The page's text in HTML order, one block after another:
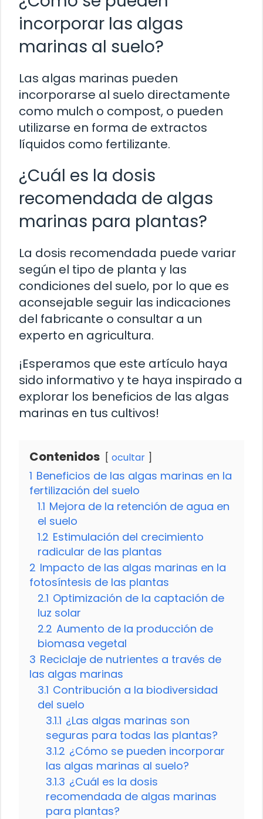
incorporar las algas
marinas al suelo?
Las algas marinas pueden
incorporarse al suelo directamente
como mulch o compost, o pueden
utilizarse en forma de extractos
líquidos como fertilizante.
¿Cuál es la dosis
recomendada de algas
marinas para plantas?
La dosis recomendada puede variar
según el tipo de planta y las
condiciones del suelo, por lo que es
aconsejable seguir las indicaciones
del fabricante o consultar a un
experto en agricultura.
¡Esperamos que este artículo haya
sido informativo y te haya inspirado a
explorar los beneficios de las algas
marinas en tus cultivos!
Contenidos ocultar
1 Beneficios de las algas marinas en la
fertilización del suelo
1.1 Mejora de la retención de agua en
el suelo
1.2 Estimulación del crecimiento
radicular de las plantas
2 Impacto de las algas marinas en la
fotosíntesis de las plantas
2.1 Optimización de la captación de
luz solar
2.2 Aumento de la producción de
biomasa vegetal
3 Reciclaje de nutrientes a través de
las algas marinas
3.1 Contribución a la biodiversidad
del suelo
3.1.1 ¿Las algas marinas son
seguras para todas las plantas?
3.1.2 ¿Cómo se pueden incorporar
las algas marinas al suelo?
3.1.3 ¿Cuál es la dosis
recomendada de algas marinas
para plantas?